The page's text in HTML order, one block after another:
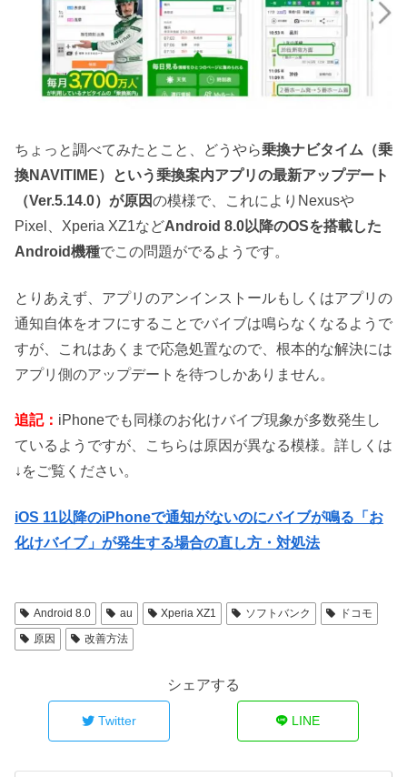
ちょっと調べてみたとこと、どうやら乗換ナビタイム（乗
換NAVITIME）という乗換案内アプリの最新アップデート
（Ver.5.14.0）が原因の模様で、これによりNexusや
Pixel、Xperia XZ1などAndroid 8.0以降のOSを搭載した
Android機種でこの問題がでるようです。
とりあえず、アプリのアンインストールもしくはアプリの
通知自体をオフにすることでバイブは鳴らなくなるようで
すが、これはあくまで応急処置なので、根本的な解決には
アプリ側のアップデートを待つしかありません。
追記： iPhoneでも同様のお化けバイブ現象が多数発生し
ているようですが、こちらは原因が異なる模様。詳しくは
↓をご覧ください。
iOS 11以降のiPhoneで通知がないのにバイブが鳴る「お
化けバイブ」が発生する場合の直し方・対処法
Android 8.0 au Xperia XZ1 ソフトバンク
ドコモ
原因
改善方法
シェアする
Twitter LINE